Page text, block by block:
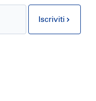
Iscriviti